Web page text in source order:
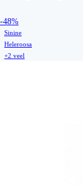
-48%
Sinine
Heleroosa
+2 veel